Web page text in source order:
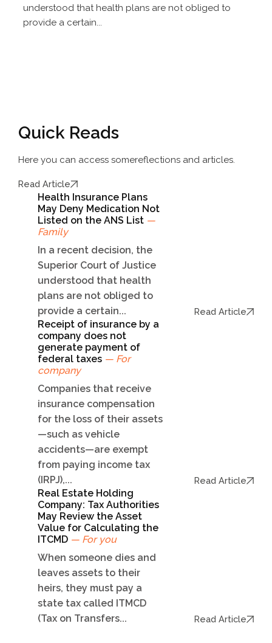
understood that health plans are not obliged to
provide a certain...
Quick Reads
Here you can access somereflections and articles.
Read Article
Health Insurance Plans
May Deny Medication Not
Listed on the ANS List —
Family
In a recent decision, the
Superior Court of Justice
understood that health
plans are not obliged to
provide a certain...
Read Article
Receipt of insurance by a
company does not
generate payment of
federal taxes — For
company
Companies that receive
insurance compensation
for the loss of their assets
—such as vehicle
accidents—are exempt
from paying income tax
(IRPJ),...
Read Article
Real Estate Holding
Company: Tax Authorities
May Review the Asset
Value for Calculating the
ITCMD — For you
When someone dies and
leaves assets to their
heirs, they must pay a
state tax called ITMCD
(Tax on Transfers...
Read Article